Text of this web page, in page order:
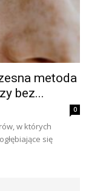
metoda
bez...
0
w których
się